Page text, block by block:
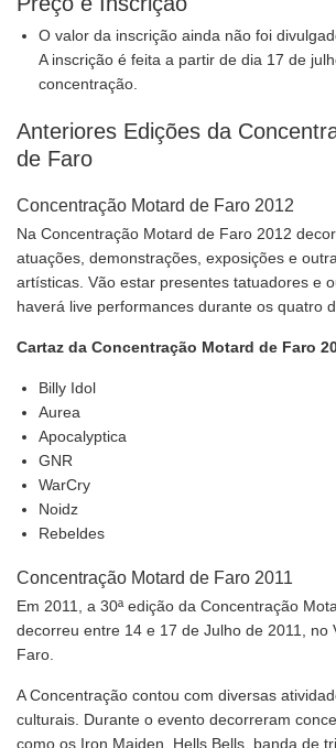
O valor da inscrição ainda não foi
A inscrição é feita a partir de dia 17 de
concentração.
Anteriores Edições da
de Faro
Concentração Motard de Faro 2012
Na Concentração Motard de Faro 2012
atuações, demonstrações, exposições e
artísticas. Vão estar presentes tatuadores e
haverá live performances durante os quatro
Cartaz da Concentração Motard de Faro
Billy Idol
Aurea
Apocalyptica
GNR
WarCry
Noidz
Rebeldes
Concentração Motard de Faro 2011
Em 2011, a 30ª edição da Concentração
decorreu entre 14 e 17 de Julho de 2011, no
Faro.
A Concentração contou com diversas
culturais. Durante o evento decorreram
como os Iron Maiden, Hells Bells, banda de